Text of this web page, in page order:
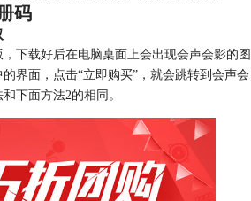
码
下载好后在电脑桌面上会出现会声会影的图
界面，点击“立即购买”，就会跳转到会声会
下面方法2的相同。